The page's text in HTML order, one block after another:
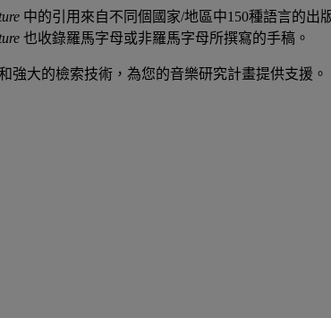
中的引用來自不同個國家/地區中150種語言的出
也收錄羅馬字母或非羅馬字母所撰寫的手稿。
強大的檢索技術，為您的音樂研究計畫提供支援。